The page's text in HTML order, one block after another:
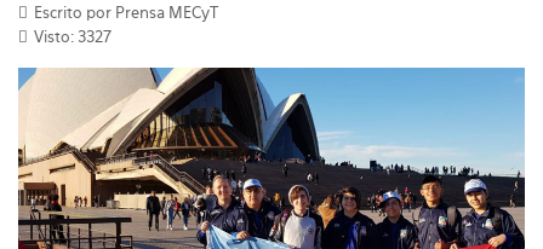
Escrito por Prensa MECyT
Visto: 3327